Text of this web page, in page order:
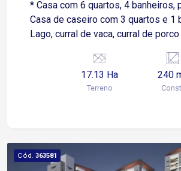
* Casa com 6 quartos, 4 banheiros,
Casa de caseiro com 3 quartos e 1
Lago, curral de vaca, curral de porco
17.13 Ha
Terreno
240
Const.
Cód. 363581